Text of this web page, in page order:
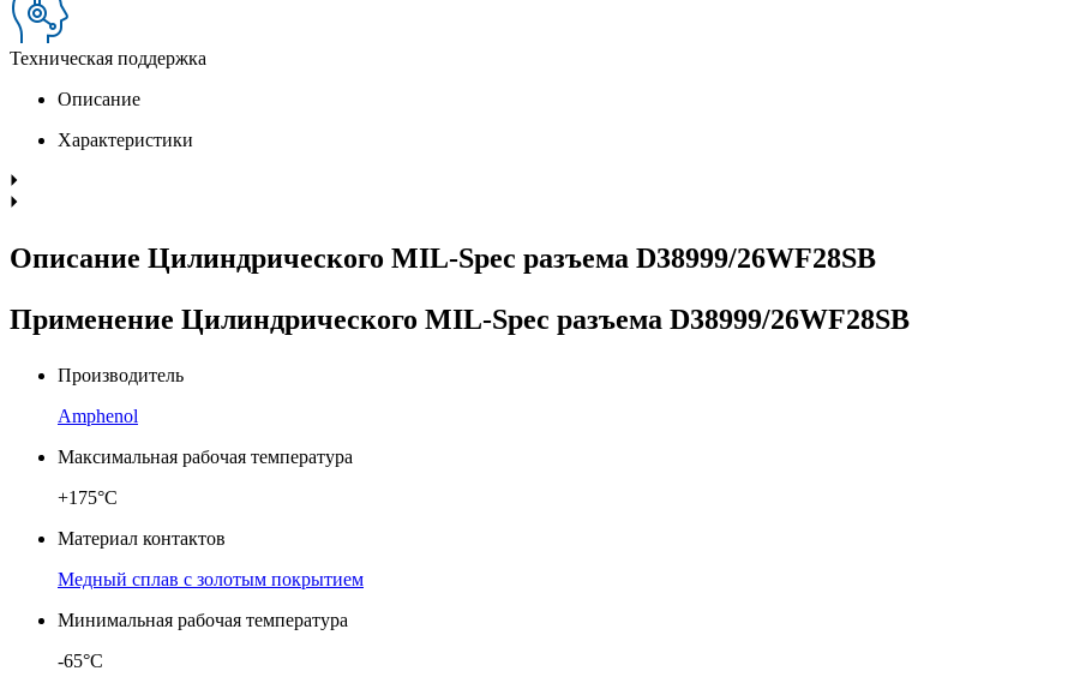
Техническая поддержка
Описание
Характеристики
Описание Цилиндрического MIL-Spec разъема D38999/26WF28SB
Применение Цилиндрического MIL-Spec разъема D38999/26WF28SB
Производитель
Amphenol
Максимальная рабочая температура
+175°C
Материал контактов
Медный сплав с золотым покрытием
Минимальная рабочая температура
-65°C